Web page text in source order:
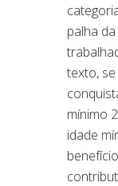
palha
texto,
mínimo
idade